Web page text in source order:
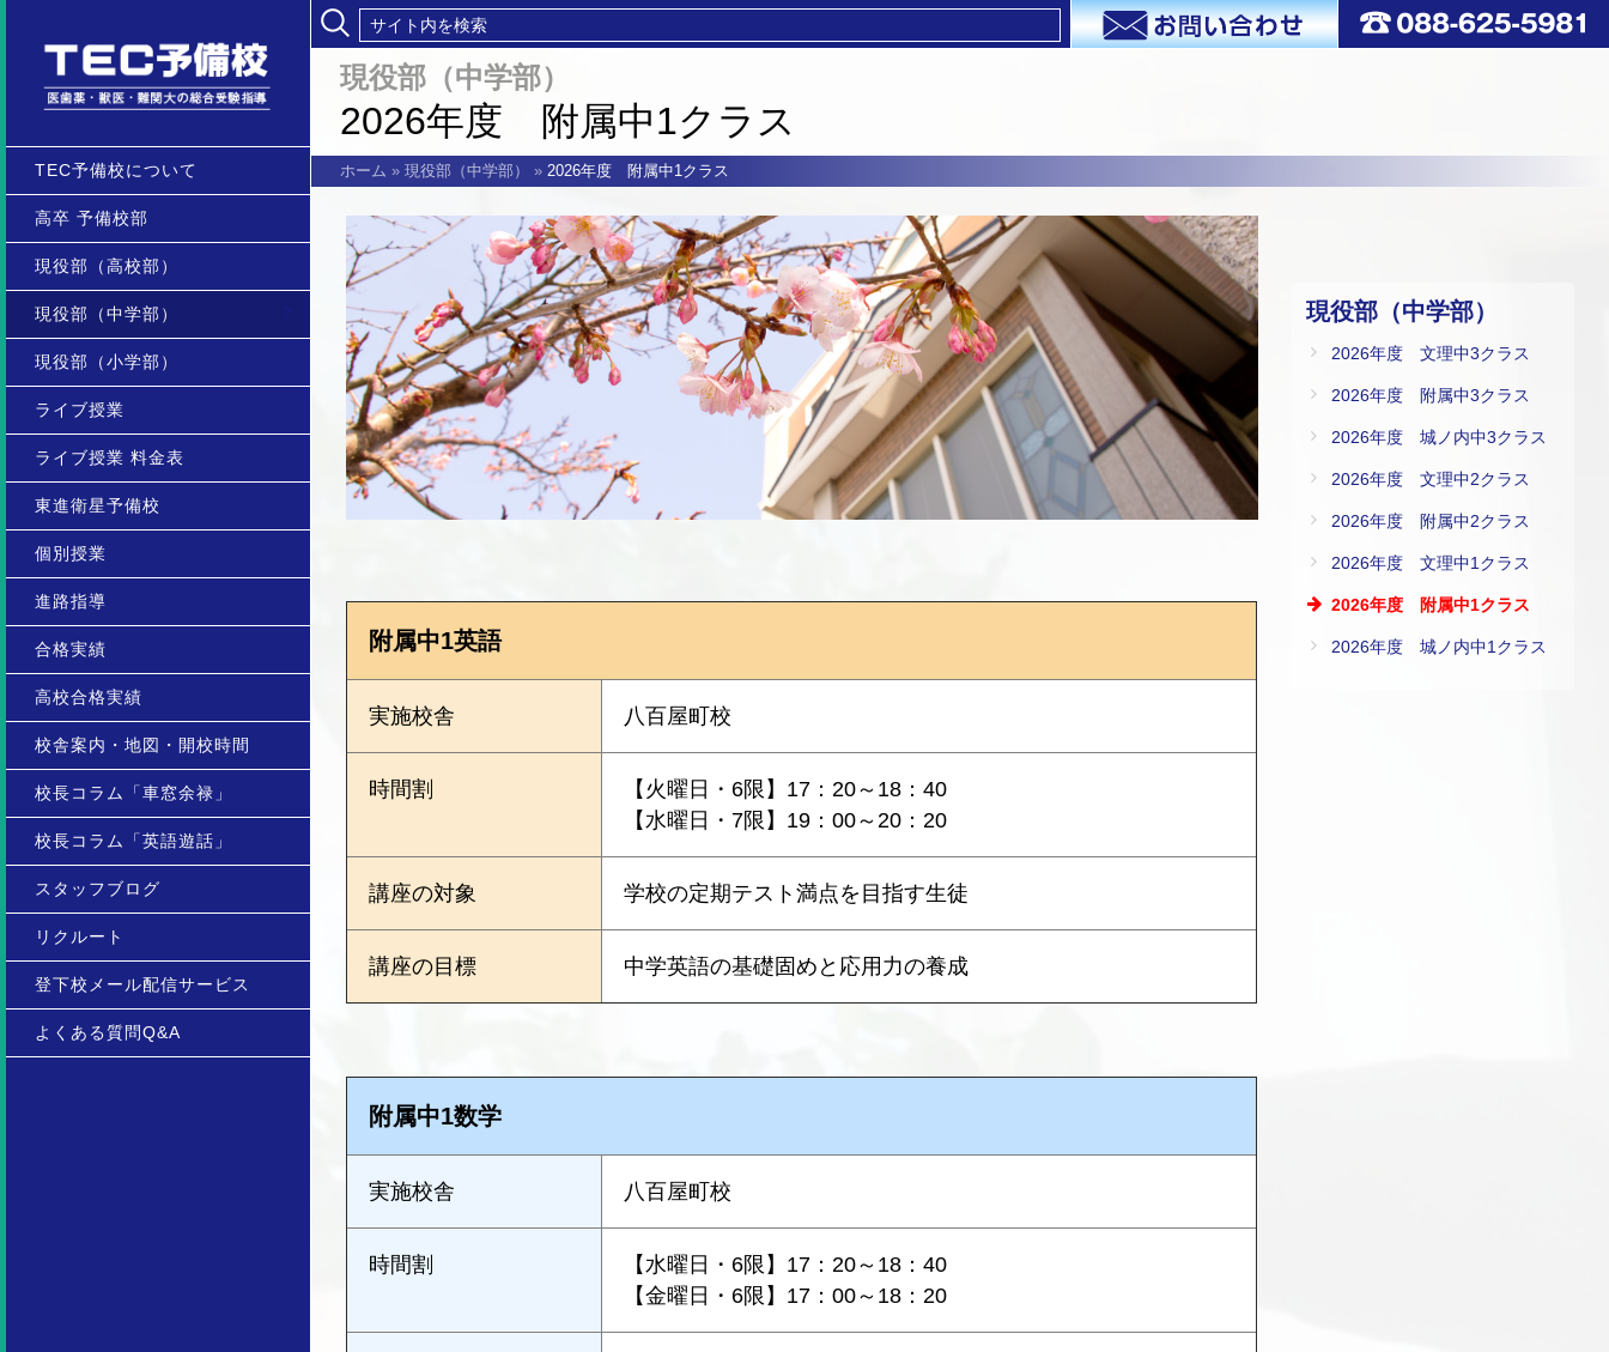
TEC予備校について
高卒 予備校部
現役部（高校部）
現役部（中学部）
現役部（小学部）
ライブ授業
ライブ授業 料金表
東進衛星予備校
個別授業
進路指導
合格実績
高校合格実績
校舎案内・地図・開校時間
校長コラム「車窓余禄」
校長コラム「英語遊話」
スタッフブログ
リクルート
登下校メール配信サービス
よくある質問Q&A
現役部（中学部）
2026年度 附属中1クラス
ホーム » 現役部（中学部） » 2026年度 附属中1クラス
現役部（中学部）
2026年度 文理中3クラス
2026年度 附属中3クラス
2026年度 城ノ内中3クラス
2026年度 文理中2クラス
2026年度 附属中2クラス
2026年度 文理中1クラス
2026年度 附属中1クラス
2026年度 城ノ内中1クラス
附属中1英語
実施校舎 八百屋町校
時間割
【火曜日・6限】17：20～18：40
【水曜日・7限】19：00～20：20
講座の対象 学校の定期テスト満点を目指す生徒
講座の目標 中学英語の基礎固めと応用力の養成
附属中1数学
実施校舎 八百屋町校
時間割
【水曜日・6限】17：20～18：40
【金曜日・6限】17：00～18：20